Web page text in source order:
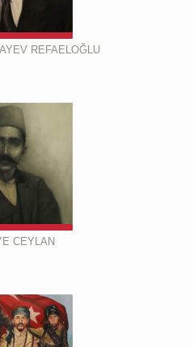
REFAELOĞLU
CEYLAN